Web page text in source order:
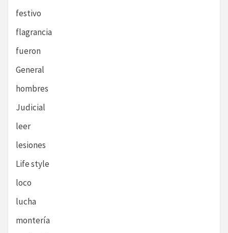
festivo
flagrancia
fueron
General
hombres
Judicial
leer
lesiones
Life style
loco
lucha
montería